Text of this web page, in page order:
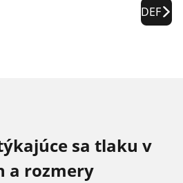
DEF
sa tlaku v
a rozmery